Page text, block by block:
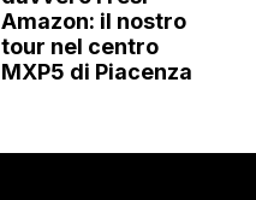
Amazon: il nostro
tour nel centro
MXP5 di Piacenza